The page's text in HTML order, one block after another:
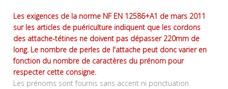
Les exigences de la norme NF EN 12586+A1 de mars 2011
sur les articles de puériculture indiquent que les cordons
des attache-tétines ne doivent pas dépasser 220mm de
long. Le nombre de perles de l'attache peut donc varier en
fonction du nombre de caractères du prénom pour
respecter cette consigne.
Les prénoms sont fournis sans accent ni ponctuation